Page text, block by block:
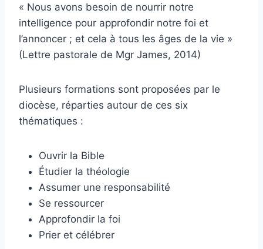
« Nous avons besoin de nourrir notre
intelligence pour approfondir notre foi et
l’annoncer ; et cela à tous les âges de la vie »
(Lettre pastorale de Mgr James, 2014)
Plusieurs formations sont proposées par le
diocèse, réparties autour de ces six
thématiques :
Ouvrir la Bible
Étudier la théologie
Assumer une responsabilité
Se ressourcer
Approfondir la foi
Prier et célébrer